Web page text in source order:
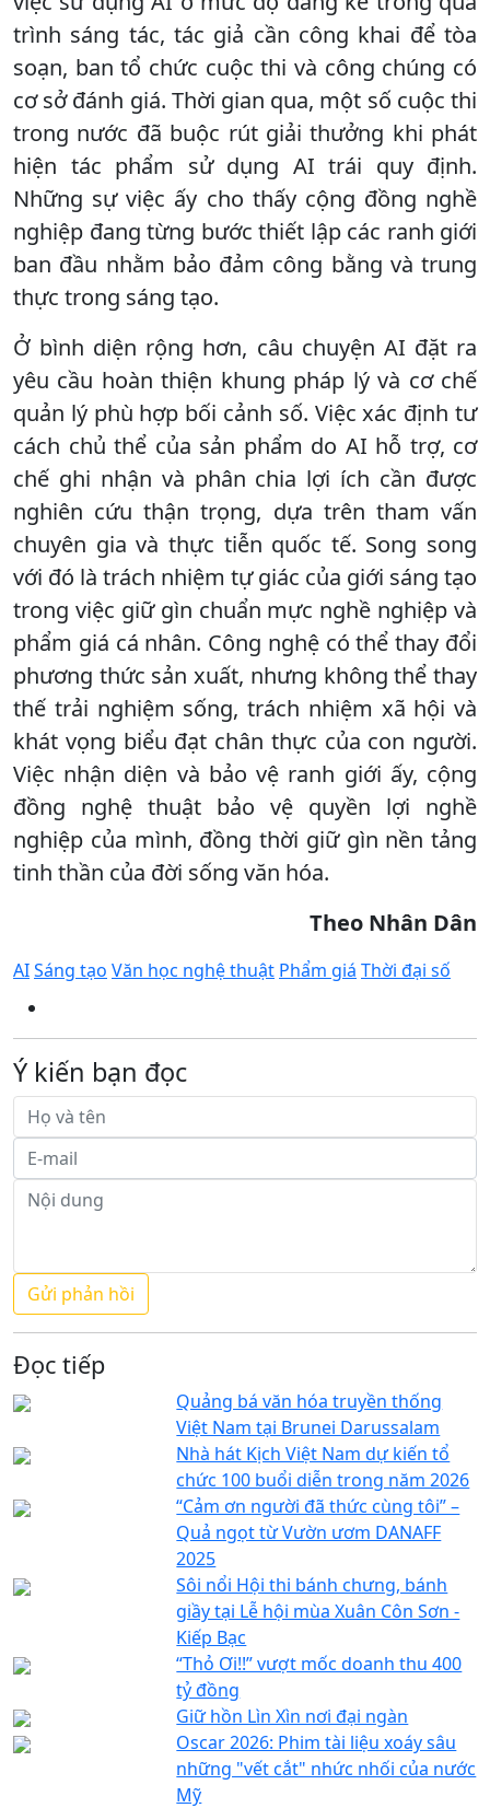
trình sáng tác, tác giả cần công khai để tòa
soạn, ban tổ chức cuộc thi và công chúng có
cơ sở đánh giá. Thời gian qua, một số cuộc thi
trong nước đã buộc rút giải thưởng khi phát
hiện tác phẩm sử dụng AI trái quy định.
Những sự việc ấy cho thấy cộng đồng nghề
nghiệp đang từng bước thiết lập các ranh giới
ban đầu nhằm bảo đảm công bằng và trung
thực trong sáng tạo.
Ở bình diện rộng hơn, câu chuyện AI đặt ra
yêu cầu hoàn thiện khung pháp lý và cơ chế
quản lý phù hợp bối cảnh số. Việc xác định tư
cách chủ thể của sản phẩm do AI hỗ trợ, cơ
chế ghi nhận và phân chia lợi ích cần được
nghiên cứu thận trọng, dựa trên tham vấn
chuyên gia và thực tiễn quốc tế. Song song
với đó là trách nhiệm tự giác của giới sáng tạo
trong việc giữ gìn chuẩn mực nghề nghiệp và
phẩm giá cá nhân. Công nghệ có thể thay đổi
phương thức sản xuất, nhưng không thể thay
thế trải nghiệm sống, trách nhiệm xã hội và
khát vọng biểu đạt chân thực của con người.
Việc nhận diện và bảo vệ ranh giới ấy, cộng
đồng nghệ thuật bảo vệ quyền lợi nghề
nghiệp của mình, đồng thời giữ gìn nền tảng
tinh thần của đời sống văn hóa.
Theo Nhân Dân
AISáng tạo Văn học nghệ thuật Phẩm giá Thời đại số
Ý kiến bạn đọc
Đọc tiếp
Quảng bá văn hóa truyền thống
Việt Nam tại Brunei Darussalam
Nhà hát Kịch Việt Nam dự kiến tổ
chức 100 buổi diễn trong năm 2026
“Cảm ơn người đã thức cùng tôi” –
Quả ngọt từ Vườn ươm DANAFF
2025
Sôi nổi Hội thi bánh chưng, bánh
giầy tại Lễ hội mùa Xuân Côn Sơn -
Kiếp Bạc
“Thỏ Ơi!!” vượt mốc doanh thu 400
tỷ đồng
Giữ hồn Lìn Xìn nơi đại ngàn
Oscar 2026: Phim tài liệu xoáy sâu
những "vết cắt" nhức nhối của nước
Mỹ